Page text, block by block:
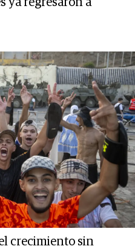
ya regresaron a
crecimiento sin